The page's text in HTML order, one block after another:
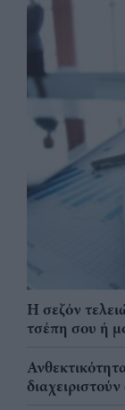
Η σεζόν
τσέπη σου ή